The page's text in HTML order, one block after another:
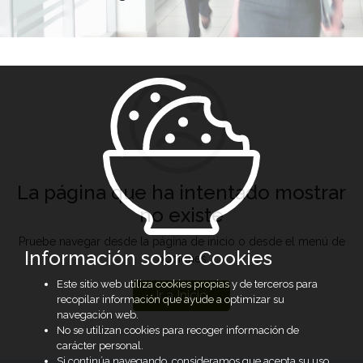
La página que ha intentado mostrar
no existe
Pruebe navegar desde la página de inicio o desde el menú de
opciones
Ir a Inicio
Información sobre Cookies
Este sitio web utiliza cookies propias y de terceros para
recopilar información que ayude a optimizar su
navegación web.
No se utilizan cookies para recoger información de
carácter personal.